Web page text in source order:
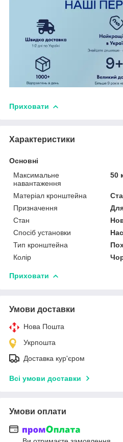
Приховати
Характеристики
Основні
Максимальне
навантаження
50
Матеріал кронштейна
Призначення
Стан
Спосіб установки
Тип кронштейна
Колір
Приховати
Умови доставки
Нова Пошта
Укрпошта
Доставка кур'єром
Всі умови доставки
Умови оплати